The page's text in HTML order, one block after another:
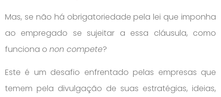
Mas, se não há obrigatoriedade pela lei que imponha
ao empregado se sujeitar a essa cláusula, como
funciona o non compete?
Este é um desafio enfrentado pelas empresas que
temem pela divulgação de suas estratégias, ideias,